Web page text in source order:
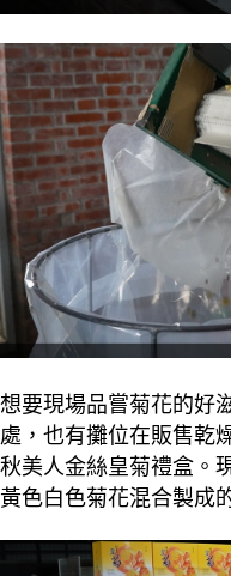
想要現場品嘗菊花的好
處，也有攤位在販售乾
秋美人金絲皇菊禮盒。
黃色白色菊花混合製成